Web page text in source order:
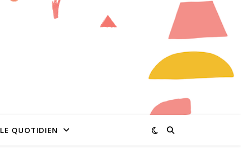
LE QUOTIDIEN